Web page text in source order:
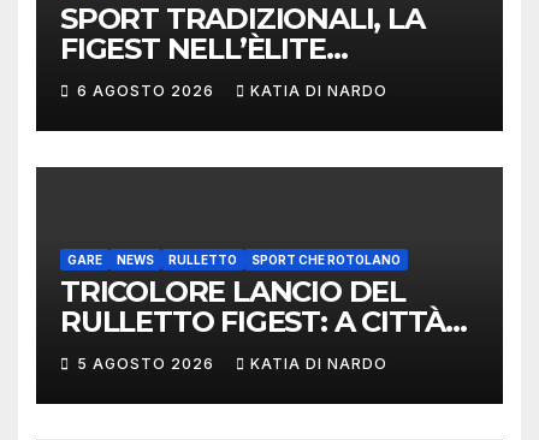
SPORT TRADIZIONALI, LA
FIGEST NELL’ÈLITE
MONDIALE: LA
DELEGAZIONE ITALIANA
PROTAGONISTA AL
CONVEGNO TAFISA A
6 AGOSTO 2026 KATIA DI NARDO
GARE NEWS RULLETTO SPORT CHE ROTOLANO
TRICOLORE LANCIO DEL
RULLETTO FIGEST: A CITTÀ
DI CASTELLO VINCONO
MARCHIGIANI ED UMBRI
5 AGOSTO 2026 KATIA DI NARDO